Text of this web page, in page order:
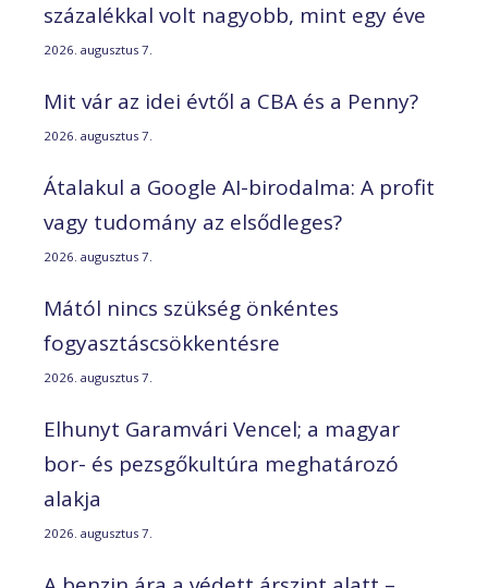
százalékkal volt nagyobb, mint egy éve
2026. augusztus 7.
Mit vár az idei évtől a CBA és a Penny?
2026. augusztus 7.
Átalakul a Google AI-birodalma: A profit
vagy tudomány az elsődleges?
2026. augusztus 7.
Mától nincs szükség önkéntes
fogyasztáscsökkentésre
2026. augusztus 7.
Elhunyt Garamvári Vencel; a magyar
bor- és pezsgőkultúra meghatározó
alakja
2026. augusztus 7.